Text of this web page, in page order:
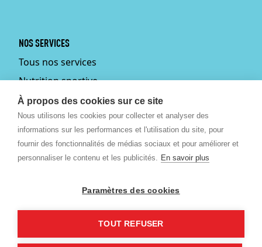
À propos des cookies sur ce site
Nous utilisons les cookies pour collecter et analyser des
informations sur les performances et l'utilisation du site, pour
fournir des fonctionnalités de médias sociaux et pour améliorer et
personnaliser le contenu et les publicités. En savoir plus
Paramètres des cookies
TOUT REFUSER
NOS SERVICES
Tous nos services
Nutrition sportive
Personal training
Fitmums
Médecin du sport
Podologie
Massages bien-être et
sportif
©2026 Revitalize SPRL.Créé par Artimon Digital